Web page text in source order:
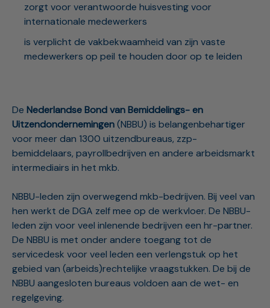
zorgt voor verantwoorde huisvesting voor
internationale medewerkers
is verplicht de vakbekwaamheid van zijn vaste
medewerkers op peil te houden door op te leiden
De Nederlandse Bond van Bemiddelings- en
Uitzendondernemingen(NBBU) is belangenbehartiger
voor meer dan 1300 uitzendbureaus, zzp-
bemiddelaars, payrollbedrijven en andere arbeidsmarkt
intermediairs in het mkb.
NBBU-leden zijn overwegend mkb-bedrijven. Bij veel van
hen werkt de DGA zelf mee op de werkvloer. De NBBU-
leden zijn voor veel inlenende bedrijven een hr-partner.
De NBBU is met onder andere toegang tot de
servicedesk voor veel leden een verlengstuk op het
gebied van (arbeids)rechtelijke vraagstukken. De bij de
NBBU aangesloten bureaus voldoen aan de wet- en
regelgeving.